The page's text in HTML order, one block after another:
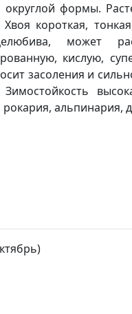
округлой формы.
короткая,
может
кислую,
засоления и
рокария, альпинария,